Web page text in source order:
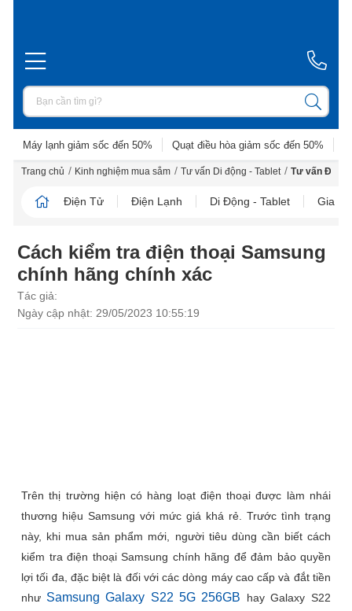
Máy lạnh giảm sốc đến 50% Quạt điều hòa giảm sốc đến 50%
Trang chủ / Kinh nghiệm mua sắm / Tư vấn Di động - Tablet / Tư vấn Điện
Điện Tử Điện Lạnh Di Động - Tablet Gia
Cách kiểm tra điện thoại Samsung
chính hãng chính xác
Tác giả:
Ngày cập nhật: 29/05/2023 10:55:19
Trên thị trường hiện có hàng loạt điện thoại được làm nhái
thương hiệu Samsung với mức giá khá rẻ. Trước tình trạng
này, khi mua sản phẩm mới, người tiêu dùng cần biết cách
kiểm tra điện thoại Samsung chính hãng để đảm bảo quyền
lợi tối đa, đặc biệt là đối với các dòng máy cao cấp và đắt tiền
như Samsung Galaxy S22 5G 256GB hay Galaxy S22